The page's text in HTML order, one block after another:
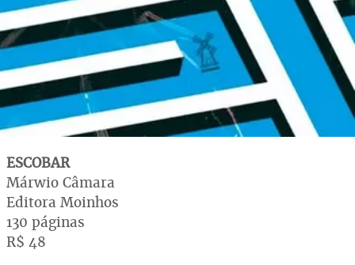
ESCOBAR
Márwio Câmara
Editora Moinhos
130 páginas
R$ 48